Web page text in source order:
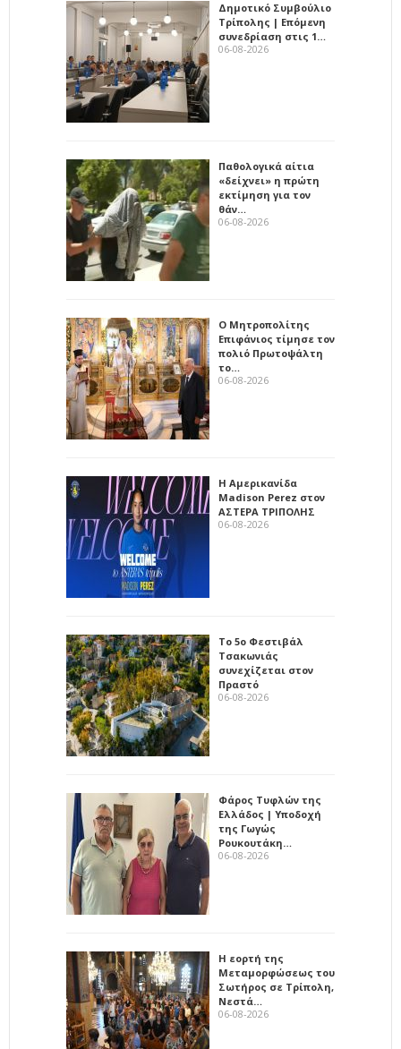
Δημοτικό Συμβούλιο
Τρίπολης | Επόμενη
συνεδρίαση στις 1…
06-08-2026
Παθολογικά αίτια
«δείχνει» η πρώτη
εκτίμηση για τον
θάν…
06-08-2026
Ο Μητροπολίτης
Επιφάνιος τίμησε τον
πολιό Πρωτοψάλτη
το…
06-08-2026
Η Αμερικανίδα
Madison Perez στον
ΑΣΤΕΡΑ ΤΡΙΠΟΛΗΣ
06-08-2026
Το 5ο Φεστιβάλ
Τσακωνιάς
συνεχίζεται στον
Πραστό
06-08-2026
Φάρος Τυφλών της
Ελλάδος | Υποδοχή
της Γωγώς
Ρουκουτάκη…
06-08-2026
Η εορτή της
Μεταμορφώσεως του
Σωτήρος σε Τρίπολη,
Νεστά…
06-08-2026